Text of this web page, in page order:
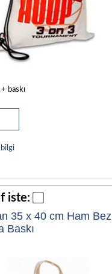
baskı
bilgi
iste:
35 x 40 cm Ham Bez
Baskı